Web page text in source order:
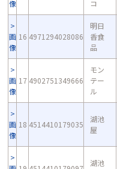
像
コ
画
像
16 4971294028086
明日
香食
品
画
像
17 4902751349666
モン
テー
ル
画
像
18 4514410179035
湖池
屋
湖池